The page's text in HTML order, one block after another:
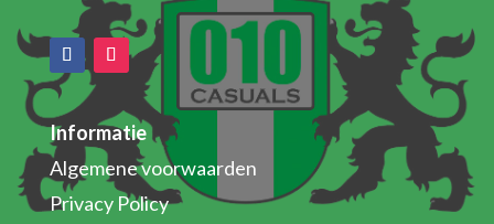
Informatie
Algemene voorwaarden
Privacy Policy